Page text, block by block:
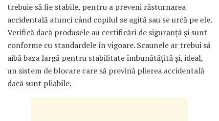
trebuie să fie stabile, pentru a preveni răsturnarea
accidentală atunci când copilul se agită sau se urcă pe ele.
Verifică dacă produsele au certificări de siguranță și sunt
conforme cu standardele în vigoare. Scaunele ar trebui să
aibă baza largă pentru stabilitate îmbunătățită și, ideal,
un sistem de blocare care să prevină plierea accidentală
dacă sunt pliabile.